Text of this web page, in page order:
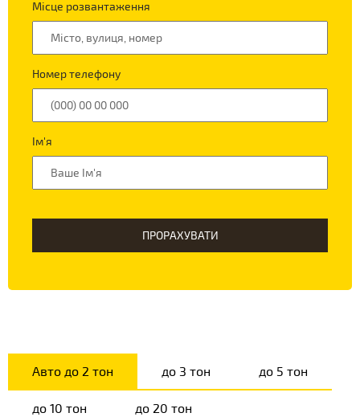
Місце розвантаження
Номер телефону
Ім'я
ПРОРАХУВАТИ
Авто до 2 тон до 3 тон до 5 тон
до 10 тон до 20 тон